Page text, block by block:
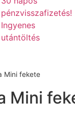
pénzvisszafizetés!
Ingyenes
utántöltés
Mini fekete
Mini